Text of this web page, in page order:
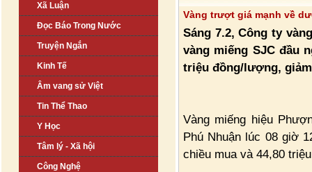
Xã Luận
Đọc Báo Trong Nước
Truyện Ngắn
Kinh Tế
Âm vang sử Việt
Tin Thể Thao
Y Học
Tâm lý - Xã hội
Công Nghệ
Vàng trượt giá mạnh về
Sáng 7.2, Công ty
vàng miếng SJC đầu
triệu đồng/lượng,
Vàng miếng hiệu
Phú Nhuận lúc 08 giờ
chiều mua và 44,80